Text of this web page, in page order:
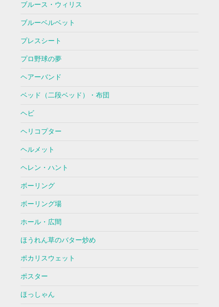
ブルース・ウィリス
ブルーベルベット
プレスシート
プロ野球の夢
ヘアーバンド
ベッド（二段ベッド）・布団
ヘビ
ヘリコプター
ヘルメット
ヘレン・ハント
ボーリング
ボーリング場
ホール・広間
ほうれん草のバター炒め
ポカリスウェット
ポスター
ほっしゃん